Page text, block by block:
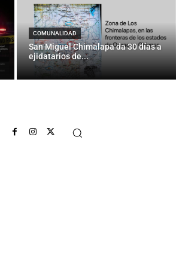
COMUNALIDAD
San Miguel Chimalapa da 30 días a
ejidatarios de...